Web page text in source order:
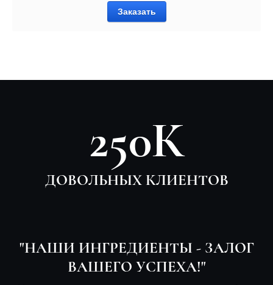
Заказать
250К
ДОВОЛЬНЫХ КЛИЕНТОВ
"НАШИ ИНГРЕДИЕНТЫ - ЗАЛОГ
ВАШЕГО УСПЕХА!"